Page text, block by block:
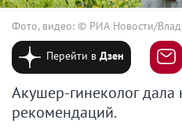
Фото, видео: © РИА Новости/
Перейти вДзен
Акушер-гинеколог дала
рекомендаций.